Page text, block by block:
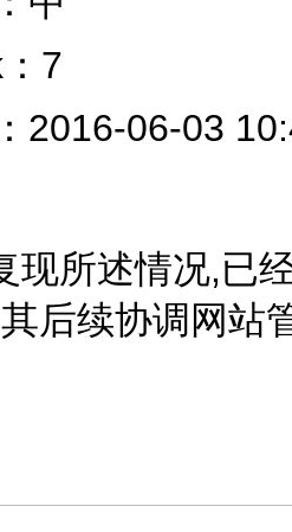
7
2016-06-03
现所述情况,已
后续协调网站